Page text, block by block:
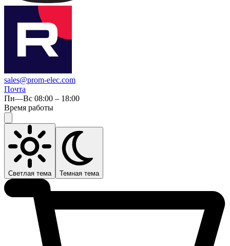
sales@prom-elec.com
Почта
Пн—Вс 08:00 – 18:00
Время работы
Светлая тема Темная тема